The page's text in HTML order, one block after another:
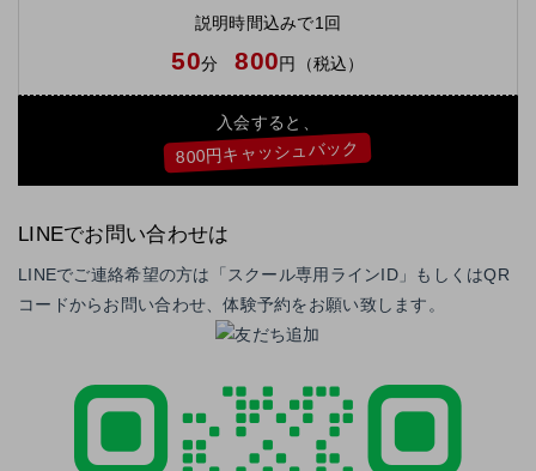
説明時間込みで1回
50分800円（税込）
入会すると、
800円キャッシュバック
LINEでお問い合わせは
LINEでご連絡希望の方は「スクール専用ラインID」もしくはQR
コードからお問い合わせ、体験予約をお願い致します。